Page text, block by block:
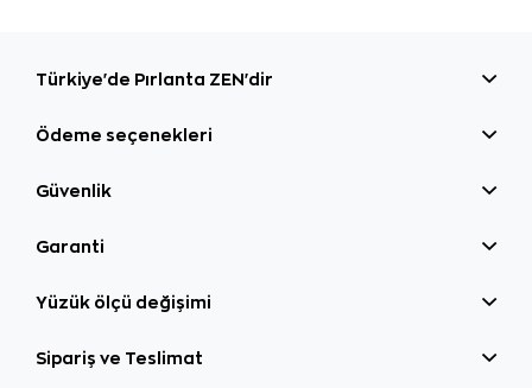
Türkiye'de Pırlanta ZEN'dir
Ödeme seçenekleri
Güvenlik
Garanti
Yüzük ölçü değişimi
Sipariş ve Teslimat